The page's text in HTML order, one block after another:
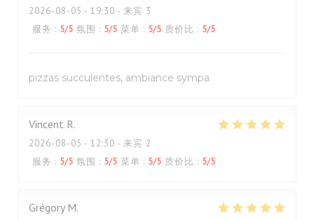
2026-08-05 - 19:30 - 来宾 3
服务 : 5/5 氛围 : 5/5 菜单 : 5/5 质价比 : 5/5
pizzas succulentes, ambiance sympa
Vincent R
2026-08-05 - 12:30 - 来宾 2
服务 : 5/5 氛围 : 5/5 菜单 : 5/5 质价比 : 5/5
Grégory M